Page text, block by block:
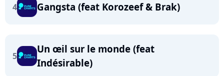
4 Gangsta (feat Korozeef & Brak)
5
Un œil sur le monde (feat
Indésirable)